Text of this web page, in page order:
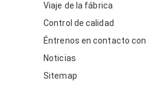
Viaje de la fábrica
Control de calidad
Éntrenos en contacto con
Noticias
Sitemap